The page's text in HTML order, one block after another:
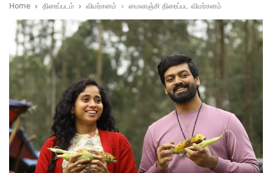
Home திரைப்படம் விமர்சனம் மைலாஞ்சி திரைப்பட விமர்சனம்